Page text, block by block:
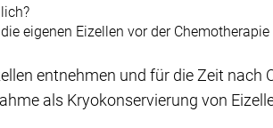
eigenen Eizellen vor der
entnehmen und für die Zeit nach
als Kryokonservierung von